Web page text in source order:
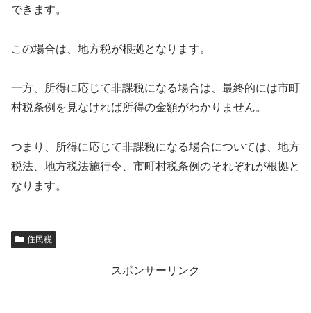
できます。
この場合は、地方税が根拠となります。
一方、所得に応じて非課税になる場合は、最終的には市町
村税条例を見なければ所得の金額がわかりません。
つまり、所得に応じて非課税になる場合については、地方
税法、地方税法施行令、市町村税条例のそれぞれが根拠と
なります。
住民税
スポンサーリンク